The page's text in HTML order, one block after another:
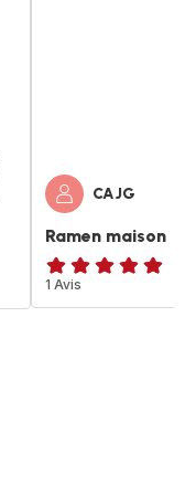
CAJG
Ramen maison
Avis
5
1 Avis